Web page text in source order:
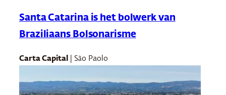
Santa Catarina is het bolwerk van
Braziliaans Bolsonarisme
Carta Capital | São Paolo